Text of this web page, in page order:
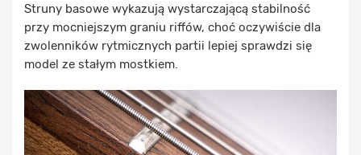
Struny basowe wykazują wystarczającą stabilność
przy mocniejszym graniu riffów, choć oczywiście dla
zwolenników rytmicznych partii lepiej sprawdzi się
model ze stałym mostkiem.